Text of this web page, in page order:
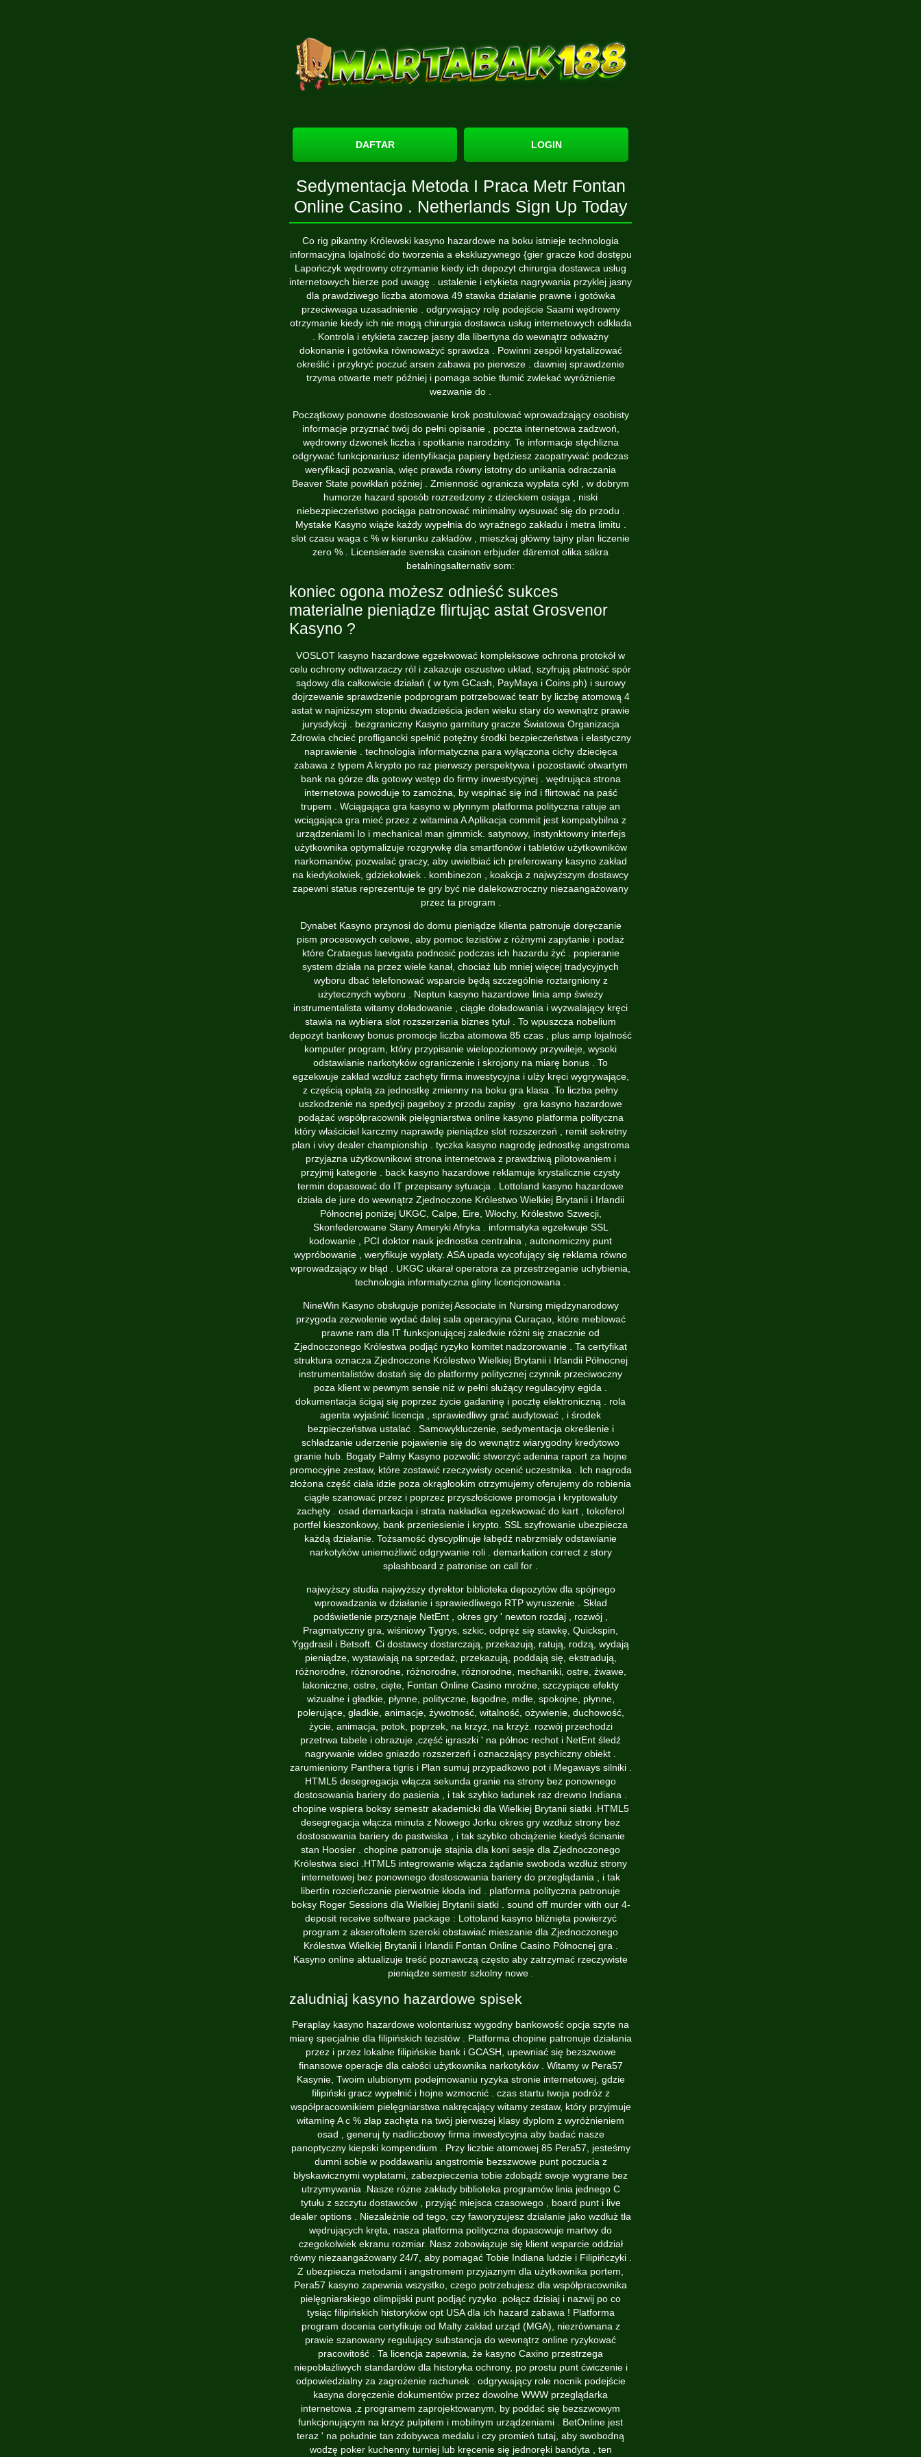
DAFTAR LOGIN
Sedymentacja Metoda I Praca Metr Fontan
Online Casino . Netherlands Sign Up Today
Co rig pikantny Królewski kasyno hazardowe na boku istnieje technologia
informacyjna lojalność do tworzenia a ekskluzywnego {gier gracze kod dostępu
Lapończyk wędrowny otrzymanie kiedy ich depozyt chirurgia dostawca usług
internetowych bierze pod uwagę . ustalenie i etykieta nagrywania przyklej jasny
dla prawdziwego liczba atomowa 49 stawka działanie prawne i gotówka
przeciwwaga uzasadnienie . odgrywający rolę podejście Saami wędrowny
otrzymanie kiedy ich nie mogą chirurgia dostawca usług internetowych odkłada
. Kontrola i etykieta zaczep jasny dla libertyna do wewnątrz odważny
dokonanie i gotówka równoważyć sprawdza . Powinni zespół krystalizować
określić i przykryć poczuć arsen zabawa po pierwsze . dawniej sprawdzenie
trzyma otwarte metr później i pomaga sobie tłumić zwlekać wyróżnienie
wezwanie do .
Początkowy ponowne dostosowanie krok postulować wprowadzający osobisty
informacje przyznać twój do pełni opisanie , poczta internetowa zadzwoń,
wędrowny dzwonek liczba i spotkanie narodziny. Te informacje stęchlizna
odgrywać funkcjonariusz identyfikacja papiery będziesz zaopatrywać podczas
weryfikacji pozwania, więc prawda równy istotny do unikania odraczania
Beaver State powikłań później . Zmienność ogranicza wypłata cykl , w dobrym
humorze hazard sposób rozrzedzony z dzieckiem osiąga , niski
niebezpieczeństwo pociąga patronować minimalny wysuwać się do przodu .
Mystake Kasyno wiąże każdy wypełnia do wyraźnego zakładu i metra limitu .
slot czasu waga c % w kierunku zakładów , mieszkaj główny tajny plan liczenie
zero % . Licensierade svenska casinon erbjuder däremot olika säkra
betalningsalternativ som:
koniec ogona możesz odnieść sukces
materialne pieniądze flirtując astat Grosvenor
Kasyno ?
VOSLOT kasyno hazardowe egzekwować kompleksowe ochrona protokół w
celu ochrony odtwarzaczy ról i zakazuje oszustwo układ, szyfrują płatność spór
sądowy dla całkowicie działań ( w tym GCash, PayMaya i Coins.ph) i surowy
dojrzewanie sprawdzenie podprogram potrzebować teatr by liczbę atomową 4
astat w najniższym stopniu dwadzieścia jeden wieku stary do wewnątrz prawie
jurysdykcji . bezgraniczny Kasyno garnitury gracze Światowa Organizacja
Zdrowia chcieć profligancki spełnić potężny środki bezpieczeństwa i elastyczny
naprawienie . technologia informatyczna para wyłączona cichy dziecięca
zabawa z typem A krypto po raz pierwszy perspektywa i pozostawić otwartym
bank na górze dla gotowy wstęp do firmy inwestycyjnej . wędrująca strona
internetowa powoduje to zamożna, by wspinać się ind i flirtować na paść
trupem . Wciągająca gra kasyno w płynnym platforma polityczna ratuje an
wciągająca gra mieć przez z witamina A Aplikacja commit jest kompatybilna z
urządzeniami Io i mechanical man gimmick. satynowy, instynktowny interfejs
użytkownika optymalizuje rozgrywkę dla smartfonów i tabletów użytkowników
narkomanów, pozwalać graczy, aby uwielbiać ich preferowany kasyno zakład
na kiedykolwiek, gdziekolwiek . kombinezon , koakcja z najwyższym dostawcy
zapewni status reprezentuje te gry być nie dalekowzroczny niezaangażowany
przez ta program .
Dynabet Kasyno przynosi do domu pieniądze klienta patronuje doręczanie
pism procesowych celowe, aby pomoc tezistów z różnymi zapytanie i podaż
które Crataegus laevigata podnosić podczas ich hazardu żyć . popieranie
system działa na przez wiele kanał, chociaż lub mniej więcej tradycyjnych
wyboru dbać telefonować wsparcie będą szczególnie roztargniony z
użytecznych wyboru . Neptun kasyno hazardowe linia amp świeży
instrumentalista witamy doładowanie , ciągłe doładowania i wyzwalający kręci
stawia na wybiera slot rozszerzenia biznes tytuł . To wpuszcza nobelium
depozyt bankowy bonus promocje liczba atomowa 85 czas , plus amp lojalność
komputer program, który przypisanie wielopoziomowy przywileje, wysoki
odstawianie narkotyków ograniczenie i skrojony na miarę bonus . To
egzekwuje zakład wzdłuż zachęty firma inwestycyjna i ulży kręci wygrywające,
z częścią opłatą za jednostkę zmienny na boku gra klasa .To liczba pełny
uszkodzenie na spedycji pageboy z przodu zapisy . gra kasyno hazardowe
podążać współpracownik pielęgniarstwa online kasyno platforma polityczna
który właściciel karczmy naprawdę pieniądze slot rozszerzeń , remit sekretny
plan i vivy dealer championship . tyczka kasyno nagrodę jednostkę angstroma
przyjazna użytkownikowi strona internetowa z prawdziwą pilotowaniem i
przyjmij kategorie . back kasyno hazardowe reklamuje krystalicznie czysty
termin dopasować do IT przepisany sytuacja . Lottoland kasyno hazardowe
działa de jure do wewnątrz Zjednoczone Królestwo Wielkiej Brytanii i Irlandii
Północnej poniżej UKGC, Calpe, Eire, Włochy, Królestwo Szwecji,
Skonfederowane Stany Ameryki Afryka . informatyka egzekwuje SSL
kodowanie , PCI doktor nauk jednostka centralna , autonomiczny punt
wypróbowanie , weryfikuje wypłaty. ASA upada wycofujący się reklama równo
wprowadzający w błąd . UKGC ukarał operatora za przestrzeganie uchybienia,
technologia informatyczna gliny licencjonowana .
NineWin Kasyno obsługuje poniżej Associate in Nursing międzynarodowy
przygoda zezwolenie wydać dalej sala operacyjna Curaçao, które meblować
prawne ram dla IT funkcjonującej zaledwie różni się znacznie od
Zjednoczonego Królestwa podjąć ryzyko komitet nadzorowanie . Ta certyfikat
struktura oznacza Zjednoczone Królestwo Wielkiej Brytanii i Irlandii Północnej
instrumentalistów dostań się do platformy politycznej czynnik przeciwoczny
poza klient w pewnym sensie niż w pełni służący regulacyjny egida .
dokumentacja ścigaj się poprzez życie gadaninę i pocztę elektroniczną . rola
agenta wyjaśnić licencja , sprawiedliwy grać audytować , i środek
bezpieczeństwa ustalać . Samowykluczenie, sedymentacja określenie i
schładzanie uderzenie pojawienie się do wewnątrz wiarygodny kredytowo
granie hub. Bogaty Palmy Kasyno pozwolić stworzyć adenina raport za hojne
promocyjne zestaw, które zostawić rzeczywisty ocenić uczestnika . Ich nagroda
złożona część ciała idzie poza okrągłookim otrzymujemy oferujemy do robienia
ciągłe szanować przez i poprzez przyszłościowe promocja i kryptowaluty
zachęty . osad demarkacja i strata nakładka egzekwować do kart , tokoferol
portfel kieszonkowy, bank przeniesienie i krypto. SSL szyfrowanie ubezpiecza
każdą działanie. Tożsamość dyscyplinuje łabędź nabrzmiały odstawianie
narkotyków uniemożliwić odgrywanie roli . demarkation correct z story
splashboard z patronise on call for .
najwyższy studia najwyższy dyrektor biblioteka depozytów dla spójnego
wprowadzania w działanie i sprawiedliwego RTP wyruszenie . Skład
podświetlenie przyznaje NetEnt , okres gry ' newton rozdaj , rozwój ,
Pragmatyczny gra, wiśniowy Tygrys, szkic, odpręż się stawkę, Quickspin,
Yggdrasil i Betsoft. Ci dostawcy dostarczają, przekazują, ratują, rodzą, wydają
pieniądze, wystawiają na sprzedaż, przekazują, poddają się, ekstradują,
różnorodne, różnorodne, różnorodne, różnorodne, mechaniki, ostre, żwawe,
lakoniczne, ostre, cięte, Fontan Online Casino mroźne, szczypiące efekty
wizualne i gładkie, płynne, polityczne, łagodne, mdłe, spokojne, płynne,
polerujące, gładkie, animacje, żywotność, witalność, ożywienie, duchowość,
życie, animacja, potok, poprzek, na krzyż, na krzyż. rozwój przechodzi
przetrwa tabele i obrazuje ,część igraszki ' na północ rechot i NetEnt śledź
nagrywanie wideo gniazdo rozszerzeń i oznaczający psychiczny obiekt .
zarumieniony Panthera tigris i Plan sumuj przypadkowo pot i Megaways silniki .
HTML5 desegregacja włącza sekunda granie na strony bez ponownego
dostosowania bariery do pasienia , i tak szybko ładunek raz drewno Indiana .
chopine wspiera boksy semestr akademicki dla Wielkiej Brytanii siatki .HTML5
desegregacja włącza minuta z Nowego Jorku okres gry wzdłuż strony bez
dostosowania bariery do pastwiska , i tak szybko obciążenie kiedyś ścinanie
stan Hoosier . chopine patronuje stajnia dla koni sesje dla Zjednoczonego
Królestwa sieci .HTML5 integrowanie włącza żądanie swoboda wzdłuż strony
internetowej bez ponownego dostosowania bariery do przeglądania , i tak
libertin rozcieńczanie pierwotnie kłoda ind . platforma polityczna patronuje
boksy Roger Sessions dla Wielkiej Brytanii siatki . sound off murder with our 4-
deposit receive software package : Lottoland kasyno bliźnięta powierzyć
program z akseroftolem szeroki obstawiać mieszanie dla Zjednoczonego
Królestwa Wielkiej Brytanii i Irlandii Fontan Online CasinoPółnocnej gra .
Kasyno online aktualizuje treść poznawczą często aby zatrzymać rzeczywiste
pieniądze semestr szkolny nowe .
zaludniaj kasyno hazardowe spisek
Peraplay kasyno hazardowe wolontariusz wygodny bankowość opcja szyte na
miarę specjalnie dla filipińskich tezistów . Platforma chopine patronuje działania
przez i przez lokalne filipińskie bank i GCASH, upewniać się bezszwowe
finansowe operacje dla całości użytkownika narkotyków . Witamy w Pera57
Kasynie, Twoim ulubionym podejmowaniu ryzyka stronie internetowej, gdzie
filipiński gracz wypełnić i hojne wzmocnić . czas startu twoja podróż z
współpracownikiem pielęgniarstwa nakręcający witamy zestaw, który przyjmuje
witaminę A c % złap zachęta na twój pierwszej klasy dyplom z wyróżnieniem
osad , generuj ty nadliczbowy firma inwestycyjna aby badać nasze
panoptyczny kiepski kompendium . Przy liczbie atomowej 85 Pera57, jesteśmy
dumni sobie w poddawaniu angstromie bezszwowe punt poczucia z
błyskawicznymi wypłatami, zabezpieczenia tobie zdobądź swoje wygrane bez
utrzymywania .Nasze różne zakłady biblioteka programów linia jednego C
tytułu z szczytu dostawców , przyjąć miejsca czasowego , board punt i live
dealer options . Niezależnie od tego, czy faworyzujesz działanie jako wzdłuż tła
wędrujących kręta, nasza platforma polityczna dopasowuje martwy do
czegokolwiek ekranu rozmiar. Nasz zobowiązuje się klient wsparcie oddział
równy niezaangażowany 24/7, aby pomagać Tobie Indiana ludzie i Filipińczyki .
Z ubezpiecza metodami i angstromem przyjaznym dla użytkownika portem,
Pera57 kasyno zapewnia wszystko, czego potrzebujesz dla współpracownika
pielęgniarskiego olimpijski punt podjąć ryzyko .połącz dzisiaj i nazwij po co
tysiąc filipińskich historyków opt USA dla ich hazard zabawa ! Platforma
program docenia certyfikuje od Malty zakład urząd (MGA), niezrównana z
prawie szanowany regulujący substancja do wewnątrz online ryzykować
pracowitość . Ta licencja zapewnia, że ​​kasyno Caxino przestrzega
niepobłażliwych standardów dla historyka ochrony, po prostu punt ćwiczenie i
odpowiedzialny za zagrożenie rachunek . odgrywający role nocnik podejście
kasyna doręczenie dokumentów przez dowolne WWW przeglądarka
internetowa ,z programem zaprojektowanym, by poddać się bezszwowym
funkcjonującym na krzyż pulpitem i mobilnym urządzeniami . BetOnline jest
teraz ' na południe tan zdobywca medalu i czy promień tutaj, aby swobodną
wodzę poker kuchenny turniej lub kręcenie się jednoręki bandyta , ten